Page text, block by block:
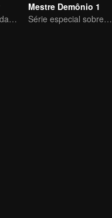
Mulher Abandonada Reforja uma Vida Dupla
Mestre Demônio 1
Série especial sobre presidente arrogante e jovem que trata e destrata